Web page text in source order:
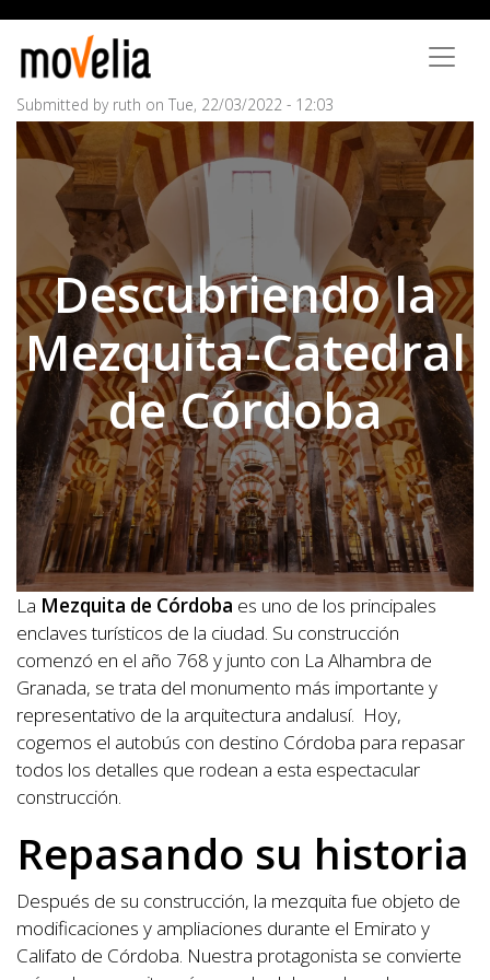
Skip
content
Submitted by ruth on Tue, 22/03/2022 - 12:03
Descubriendo la
Mezquita-Catedral
de Córdoba
La Mezquita de Córdoba es uno de los principales
enclaves turísticos de la ciudad. Su construcción
comenzó en el año 768 y junto con La Alhambra de
Granada, se trata del monumento más importante y
representativo de la arquitectura andalusí. Hoy,
cogemos el autobús con destino Córdoba para repasar
todos los detalles que rodean a esta espectacular
construcción.
Repasando su historia
Después de su construcción, la mezquita fue objeto de
modificaciones y ampliaciones durante el Emirato y
Califato de Córdoba. Nuestra protagonista se convierte